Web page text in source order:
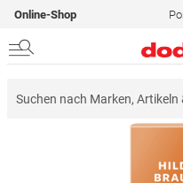
Online-Shop